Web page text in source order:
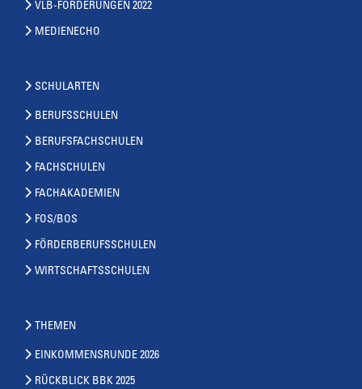
VLB-FORDERUNGEN 2022
MEDIENECHO
SCHULARTEN
BERUFSSCHULEN
BERUFSFACHSCHULEN
FACHSCHULEN
FACHAKADEMIEN
FOS/BOS
FÖRDERBERUFSSCHULEN
WIRTSCHAFTSSCHULEN
THEMEN
EINKOMMENSRUNDE 2026
RÜCKBLICK BBK 2025